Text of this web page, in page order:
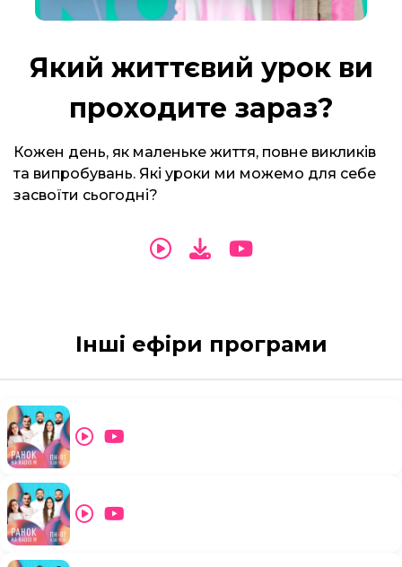
Який життєвий урок ви
проходите зараз?
Кожен день, як маленьке життя, повне викликів
та випробувань. Які уроки ми можемо для себе
засвоїти сьогодні?
Інші ефіри програми